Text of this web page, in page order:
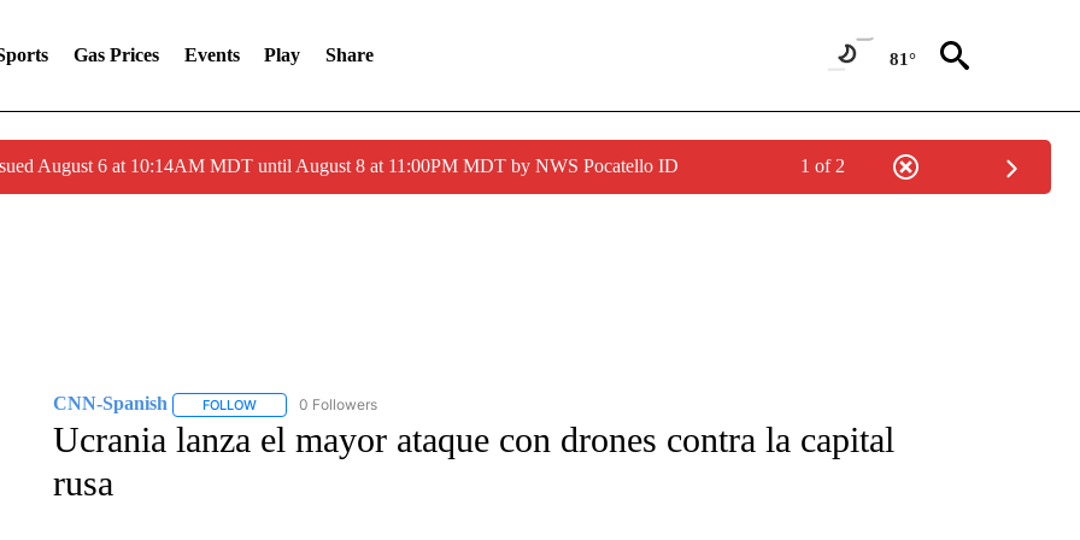
Gas Prices Events Play Share 81°
August 6 at 10:14AM MDT until August 8 at 11:00PM MDT by NWS Pocatello ID 1 of 2
CNN-Spanish FOLLOWFOLLOW "CNN-SPANISH" TO RECEIVE NOTIFICATIONS ABOUT NEW PAGES ON "CNN-SPANISH".
0 Followers
Ucrania lanza el mayor ataque con drones contra la capital
rusa